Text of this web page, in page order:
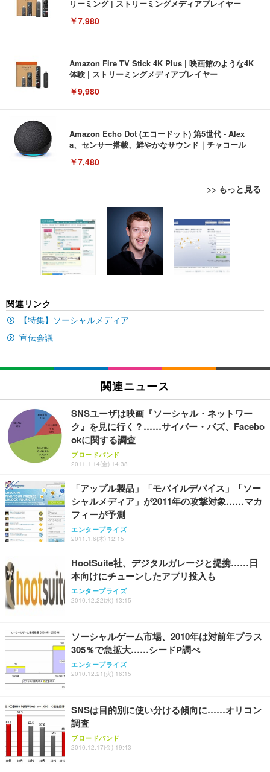
リーミング | ストリーミングメディアプレイヤー
￥7,980
Amazon Fire TV Stick 4K Plus | 映画館のような4K
体験 | ストリーミングメディアプレイヤー
￥9,980
Amazon Echo Dot (エコードット) 第5世代 - Alex
a、センサー搭載、鮮やかなサウンド｜チャコール
￥7,480
>> もっと見る
[EdoErgo] オフィスチェア 椅子 テレワーク 疲れな
い 跳ね上げ式アームレスト コンパクト 約105度ロッ
キング pc 事務椅子 360度回転 座面昇降 強化ナイロ
ン樹脂ベース 通気性メッシュ 在宅ワーク H-WY01
(黒網+黒枠+黒足)
￥5,699
￥27,999
ワーク チェア 強化バックレスト 30度ロッキング機
レスト 3Dヘッドレスト ハンガー付き 高反発クッシ
ョン PCチェア 通気性メッシュ ゲーミング/勉強/事
務用 おしゃれ パソコンチェア (ブラック)
Sezlife オフィスチェア デスクチェア 疲れない テレ
ワーク チェア 強化バックレスト 30度ロッキング機
能 人間工学 椅子 腰サポート 90度跳ね上げ式アーム
レスト 3Dヘッドレスト ハンガー付き 高反発クッシ
ョン PCチェア 通気性メッシュ ゲーミング/勉強/事
￥7,680
ANDWINT オフィスチェア デスクチェア 肘なし メ
ッシュ 通気性 ランバーサポート付き 腰サポート ガ
ス圧無段階昇降 360度回転 キャスター付き コンパク
ト 幅52×奥行58.5×高さ84～96cm テレワーク 在宅
勤務 ブラック
￥4,139
EIZO ビジネス向けプレミアムモニター | FlexScan
EV3240X-WT | 31.5型4K UHD・USB Type-C・ホワ
イト
￥105,595
￥109,572
フック付き（CFI-ZDM1J）
￥49,979
【整備済み品】Dell E2724HS 27インチ 液晶モニタ
ー フルHD（1920×1080）VA 非光沢 HDMI/DisplayP
ort/VGA スピーカー内蔵 高さ調整 スイベル VESA対
応 ComfortView ビジネス向け
￥15,800
【MiniLED/24.5inch/280Hz/FHD】GRAPHT THE S
HOOTER Gaming Monitor 24” Essential ゲーミン
グモニター QD 24.5インチ 1ms FHD 量子ドット 残
像低減 (3年保証 | 輝点保証 | 日本メーカー)
￥34,980
Amazonベーシック ペットシーツ 薄型 レギュラー 1
回使い捨て 無香料 ホワイト 300枚
￥3,373
￥3,234
り 単品
Smart Basic(スマートベーシック) 【Amazon.co.jp
限定】 Smart Basic アイリスオーヤマ ペットシーツ
超厚型 お徳用 ワイド 100枚入 (x 1) (ケース販売)
￥3,670
アイリスオーヤマ ペットシーツ 超厚型 お徳用 レギ
ュラー 200枚入【Amazon.co.jp限定】
￥3,731
関連リンク
【特集】ソーシャルメディア
宣伝会議
関連ニュース
SNSユーザは映画『ソーシャル・ネットワー
ク』を見に行く？……サイバー・バズ、Facebo
okに関する調査
ブロードバンド
2011.1.14(金) 14:38
「アップル製品」「モバイルデバイス」「ソー
シャルメディア」が2011年の攻撃対象……マカ
フィーが予測
エンタープライズ
2011.1.6(木) 12:15
HootSuite社、デジタルガレージと提携……日
本向けにチューンしたアプリ投入も
エンタープライズ
2010.12.22(水) 13:15
ソーシャルゲーム市場、2010年は対前年プラス
305％で急拡大……シードP調べ
エンタープライズ
2010.12.21(火) 16:15
SNSは目的別に使い分ける傾向に……オリコン
調査
ブロードバンド
2010.12.17(金) 19:43